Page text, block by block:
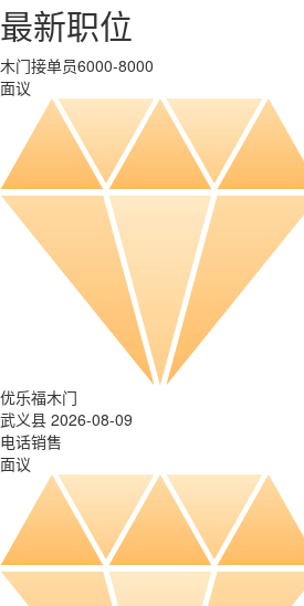
最新职位
木门接单员6000-8000
面议
优乐福木门
武义县 2026-08-09
电话销售
面议